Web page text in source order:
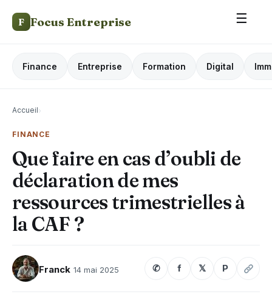
F Focus Entreprise ☰
Finance Entreprise Formation Digital
Accueil›
FINANCE
Que faire en cas d’oubli de
déclaration de mes
ressources trimestrielles à
la CAF ?
Franck 14 mai 2025 ✆ f 𝕏 P